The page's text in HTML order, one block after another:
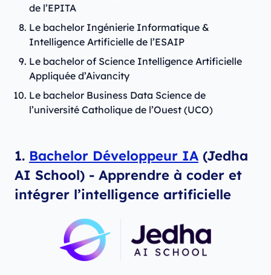
de l’EPITA
Le bachelor Ingénierie Informatique &
Intelligence Artificielle de l’ESAIP
Le bachelor of Science Intelligence Artificielle
Appliquée d’Aivancity
Le bachelor Business Data Science de
l’université Catholique de l’Ouest (UCO)
1. Bachelor Développeur IA (Jedha
AI School) - Apprendre à coder et
intégrer l’intelligence artificielle